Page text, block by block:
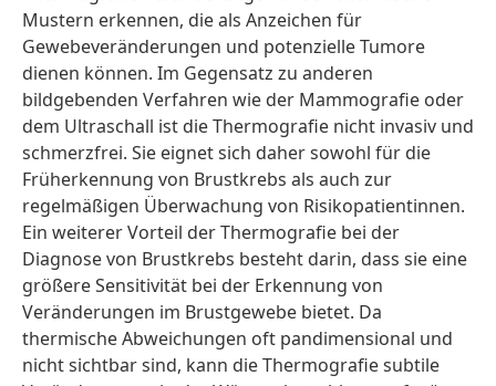
Mustern erkennen, die als Anzeichen für
Gewebeveränderungen und potenzielle Tumore
dienen können. Im Gegensatz zu anderen
bildgebenden Verfahren wie der Mammografie oder
dem Ultraschall ist die Thermografie nicht invasiv und
schmerzfrei. Sie eignet sich daher sowohl für die
Früherkennung von Brustkrebs als auch zur
regelmäßigen Überwachung von Risikopatientinnen.
Ein weiterer Vorteil der Thermografie bei der
Diagnose von Brustkrebs besteht darin, dass sie eine
größere Sensitivität bei der Erkennung von
Veränderungen im Brustgewebe bietet. Da
thermische Abweichungen oft pandimensional und
nicht sichtbar sind, kann die Thermografie subtile